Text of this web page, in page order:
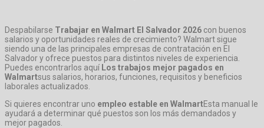
Despabilarse Trabajar en Walmart El Salvador 2026 con buenos
salarios y oportunidades reales de crecimiento? Walmart sigue
siendo una de las principales empresas de contratación en El
Salvador y ofrece puestos para distintos niveles de experiencia.
Puedes encontrarlos aquí Los trabajos mejor pagados en
Walmartsus salarios, horarios, funciones, requisitos y beneficios
laborales actualizados.
Si quieres encontrar uno empleo estable en WalmartEsta manual le
ayudará a determinar qué puestos son los más demandados y
mejor pagados.